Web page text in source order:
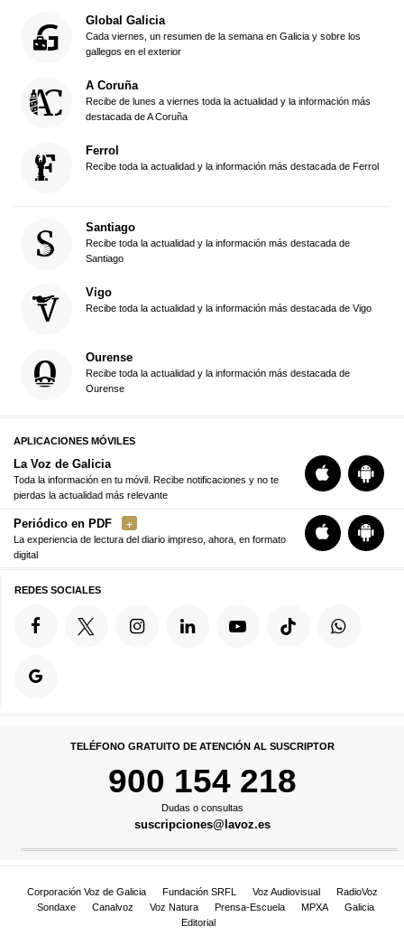
Global Galicia
Cada viernes, un resumen de la semana en Galicia y sobre los
gallegos en el exterior
A Coruña
Recibe de lunes a viernes toda la actualidad y la información más
destacada de A Coruña
Ferrol
Recibe toda la actualidad y la información más destacada de Ferrol
Santiago
Recibe toda la actualidad y la información más destacada de
Santiago
Vigo
Recibe toda la actualidad y la información más destacada de Vigo
Ourense
Recibe toda la actualidad y la información más destacada de
Ourense
APLICACIONES MÓVILES
La Voz de Galicia
Toda la información en tu móvil. Recibe notificaciones y no te
pierdas la actualidad más relevante
Periódico en PDF
La experiencia de lectura del diario impreso, ahora, en formato
digital
REDES SOCIALES
TELÉFONO GRATUITO DE ATENCIÓN AL SUSCRIPTOR
900 154 218
Dudas o consultas
suscripciones@lavoz.es
Corporación Voz de Galicia Fundación SRFL Voz Audiovisual
RadioVoz
Sondaxe
Canalvoz Voz Natura Prensa-Escuela MPXA
Galicia
Editorial